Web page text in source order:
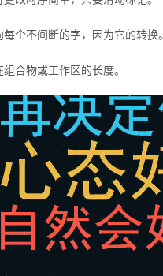
个不间断的字，因为它的转换。
合物或工作区的长度。